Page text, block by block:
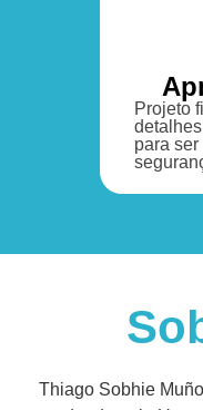
Projeto
para
Thiago Sobhie